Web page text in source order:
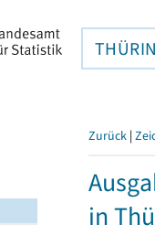
Zurück |
in